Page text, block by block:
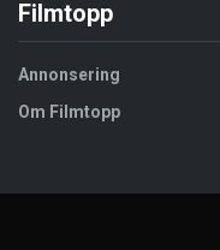
Filmtopp
Annonsering
Om Filmtopp